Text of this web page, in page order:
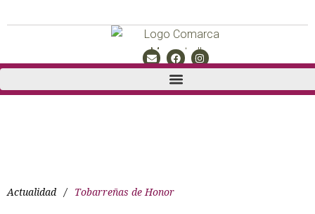
Actualidad / Tobarreñas de Honor